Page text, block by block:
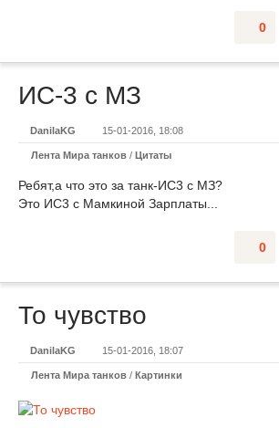
0
ИС-3 с МЗ
DanilaKG 15-01-2016, 18:08
Лента Мира танков / Цитаты
Ребят,а что это за танк-ИС3 с МЗ?
Это ИС3 с Мамкиной Зарплаты...
0
То чувство
DanilaKG 15-01-2016, 18:07
Лента Мира танков / Картинки